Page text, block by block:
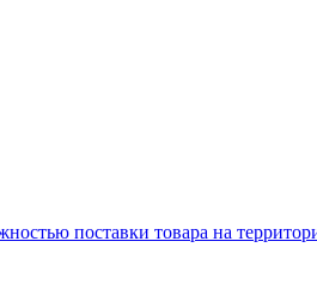
поставки товара на